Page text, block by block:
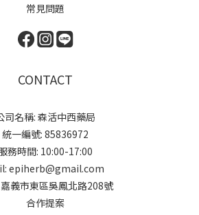
常見問題
CONTACT
司名稱: 森活中西藥局
統一編號: 85836972
務時間: 10:00-17:00
epiherb@gmail.com
義市東區吳鳳北路208號
合作提案